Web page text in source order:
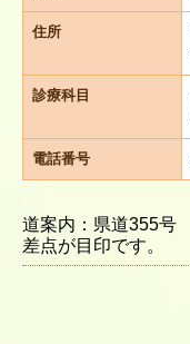
住所
診療科目
電話番号
道案内：県道355号
差点が目印です。